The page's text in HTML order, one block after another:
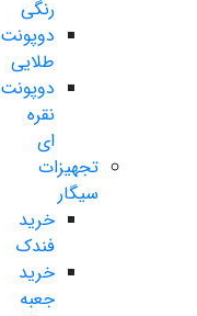
رنگی
دوپونت
طلایی
دوپونت
نقره
ای
تجهیزات
سیگار
خرید
فندک
خرید
جعبه